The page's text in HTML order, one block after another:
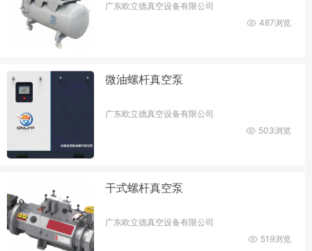
广东欧立德真空设备有限公司
487浏览
微油螺杆真空泵
广东欧立德真空设备有限公司
503浏览
干式螺杆真空泵
广东欧立德真空设备有限公司
519浏览